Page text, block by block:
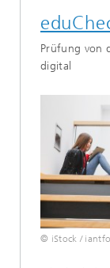
Prüfung von
digital
© iStock /